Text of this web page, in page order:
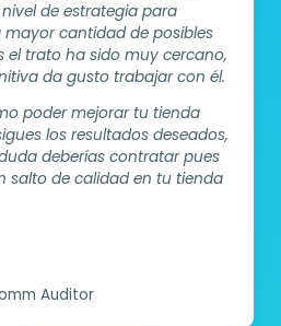
de estrategia para
cantidad de posibles
el trato ha sido muy cercano,
da gusto trabajar con él.
poder mejorar tu tienda
los resultados deseados,
deberías contratar pues
salto de calidad en tu tienda
Auditor